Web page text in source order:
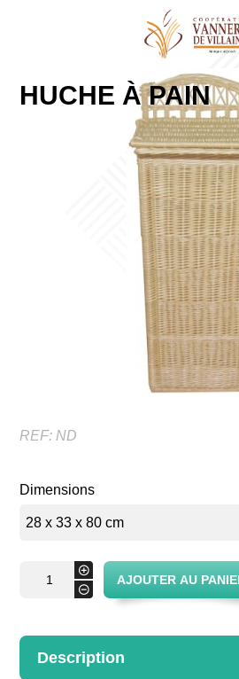
HUCHE À PAIN
REF: ND
Dimensions
-
+
AJOUTER AU
Description